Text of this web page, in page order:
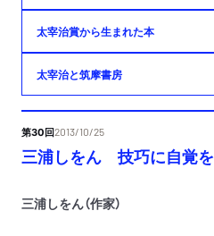
太宰治賞から生まれた本
太宰治と筑摩書房
第30回2013/10/25
三浦しをん 技巧に自覚を
三浦しをん（作家）